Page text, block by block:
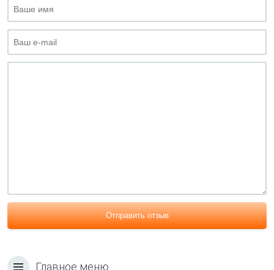
Отправить отзыв
Главное меню